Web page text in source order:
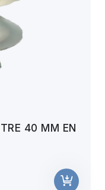
40 MM EN